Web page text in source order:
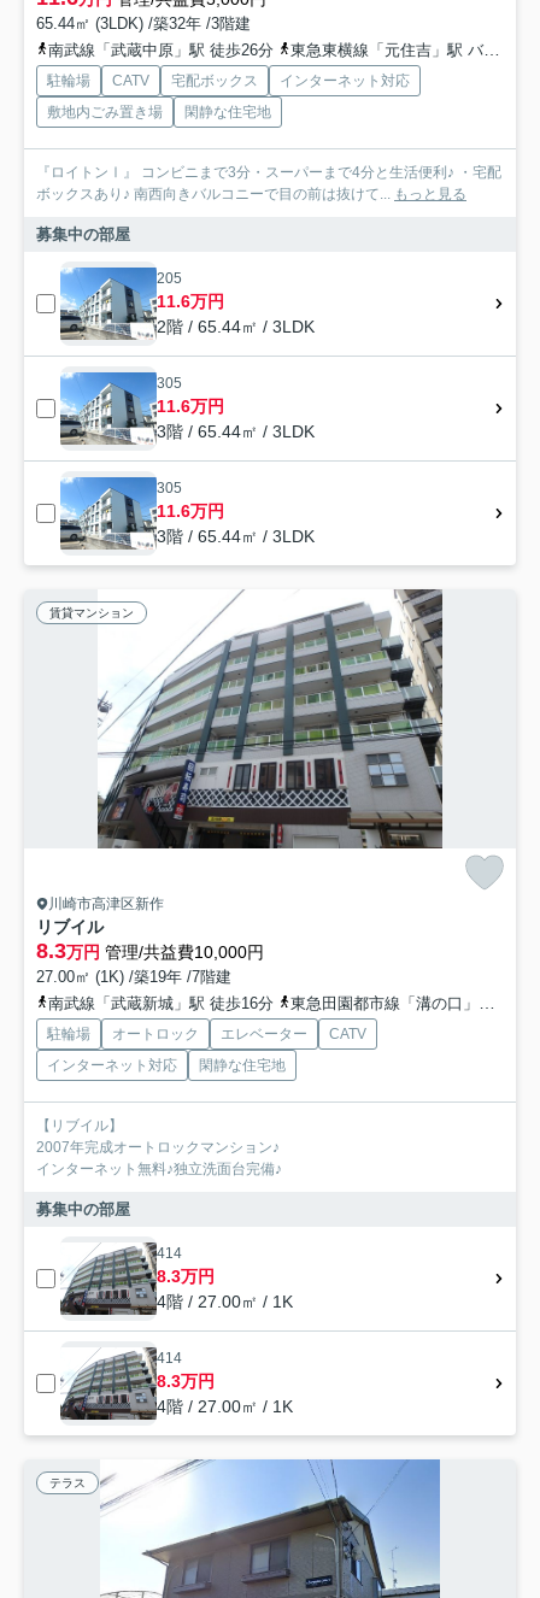
65.44㎡ (3LDK) /築32年 /3階建
南武線「武蔵中原」駅 徒歩26分
東急東横線「元住吉」駅 バス10分 「子母口住宅前」 停歩2分
駐輪場 CATV 宅配ボックス
インターネット対応
敷地内ごみ置き場
閑静な住宅地
『ロイトンⅠ』 コンビニまで3分・スーパーまで4分と生活便利♪ ・宅配
ボックスあり♪ 南西向きバルコニーで目の前は抜けて... もっと見る
募集中の部屋
205
11.6万円
2階 / 65.44㎡ / 3LDK
305
11.6万円
3階 / 65.44㎡ / 3LDK
305
11.6万円
3階 / 65.44㎡ / 3LDK
賃貸マンション
川崎市高津区新作
リブイル
8.3万円 管理/共益費10,000円
27.00㎡ (1K) /築19年 /7階建
南武線「武蔵新城」駅 徒歩16分
東急田園都市線「溝の口」駅 徒歩23分
駐輪場 オートロック エレベーター
CATV
インターネット対応
閑静な住宅地
【リブイル】
2007年完成オートロックマンション♪
インターネット無料♪独立洗面台完備♪
募集中の部屋
414
8.3万円
4階 / 27.00㎡ / 1K
414
8.3万円
4階 / 27.00㎡ / 1K
テラス